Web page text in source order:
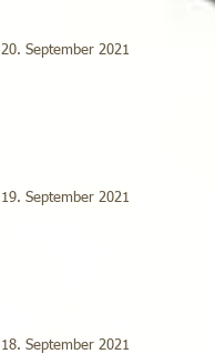
20. September 2021
19. September 2021
18. September 2021